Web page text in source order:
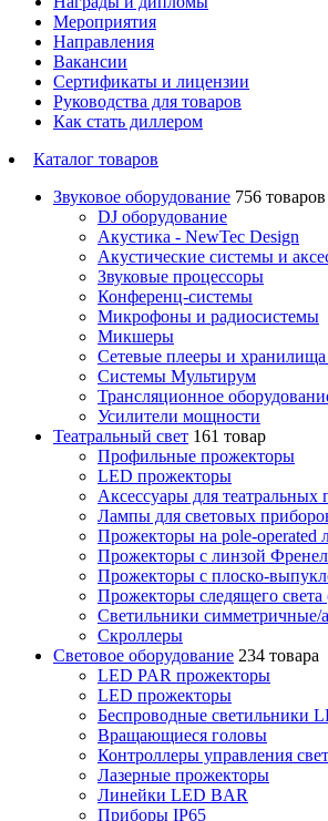
Мероприятия
Направления
Вакансии
Сертификаты и лицензии
Руководства для товаров
Как стать диллером
Каталог товаров
Звуковое оборудование 756 товаров
DJ оборудование
Акустика - NewTec Design
Акустические системы и
Звуковые процессоры
Конференц-системы
Микрофоны и радиосистемы
Микшеры
Сетевые плееры и
Системы Мультирум
Трансляционное
Усилители мощности
Театральный свет 161 товар
Профильные прожекторы
LED прожекторы
Аксессуары для театральных
Лампы для световых
Прожекторы на pole-operated
Прожекторы с линзой
Прожекторы с плоско-
Прожекторы следящего
Светильники симметричные/
Скроллеры
Световое оборудование 234 товара
LED PAR прожекторы
LED прожекторы
Беспроводные светильники
Вращающиеся головы
Контроллеры управления
Лазерные прожекторы
Линейки LED BAR
Приборы IP65